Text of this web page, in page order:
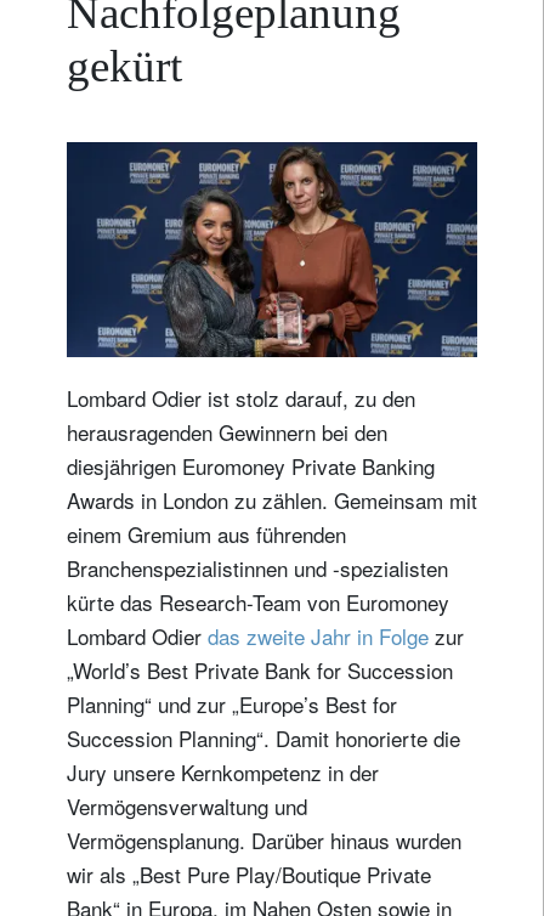
Nachfolgeplanung
gekürt
Lombard Odier ist stolz darauf, zu den
herausragenden Gewinnern bei den
diesjährigen Euromoney Private Banking
Awards in London zu zählen. Gemeinsam mit
einem Gremium aus führenden
Branchenspezialistinnen und -spezialisten
kürte das Research-Team von Euromoney
Lombard Odier das zweite Jahr in Folge zur
„World’s Best Private Bank for Succession
Planning“ und zur „Europe’s Best for
Succession Planning“. Damit honorierte die
Jury unsere Kernkompetenz in der
Vermögensverwaltung und
Vermögensplanung. Darüber hinaus wurden
wir als „Best Pure Play/Boutique Private
Bank“ in Europa, im Nahen Osten sowie in